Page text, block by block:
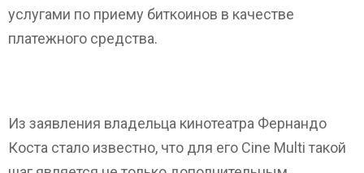
услугами по приему биткоинов в качестве
платежного средства.
Из заявления владельца кинотеатра Фернандо
Коста стало известно, что для его Cine Multi такой